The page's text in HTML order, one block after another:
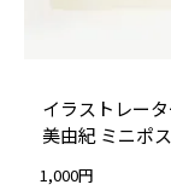
イラストレー
美由紀 ミニポ
1,000円